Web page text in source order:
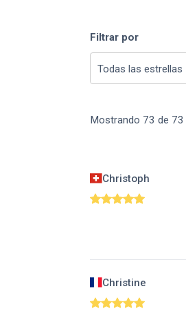
Filtrar por
Todas las estrellas
Mostrando 73 de 73
Christoph
Christine